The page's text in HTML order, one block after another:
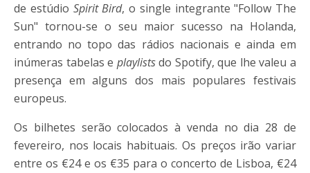
de estúdio Spirit Bird, o single integrante "Follow The
Sun" tornou-se o seu maior sucesso na Holanda,
entrando no topo das rádios nacionais e ainda em
inúmeras tabelas e playlistsdo Spotify, que lhe valeu a
presença em alguns dos mais populares festivais
europeus.
Os bilhetes serão colocados à venda no dia 28 de
fevereiro, nos locais habituais. Os preços irão variar
entre os €24 e os €35 para o concerto de Lisboa, €24